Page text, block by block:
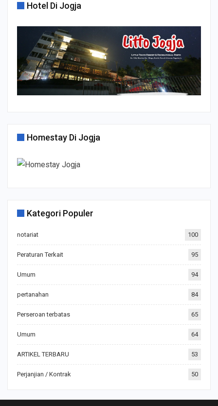
Hotel Di Jogja
Homestay Di Jogja
Kategori Populer
notariat 100
Peraturan Terkait 95
Umum 94
pertanahan 84
Perseroan terbatas 65
Umum 64
ARTIKEL TERBARU 53
Perjanjian / Kontrak 50